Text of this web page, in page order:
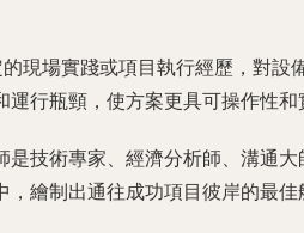
現場實踐或項目執行經歷，對
行瓶頸，使方案更具可操作性和
是技術專家、經濟分析師、溝通
繪制出通往成功項目彼岸的最